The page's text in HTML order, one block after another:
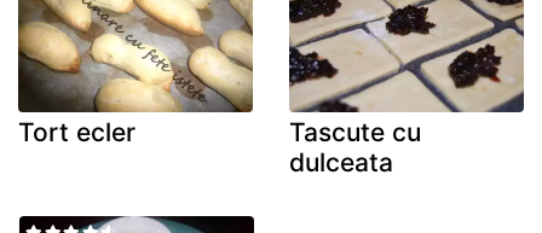
Tort ecler
Tascute cu
dulceata